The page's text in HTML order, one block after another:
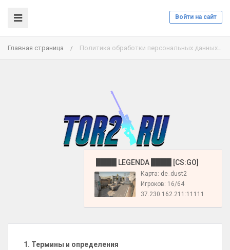
Войти на сайт
Главная страница / Политика обработки персональных данных
️ ████ LEGENDA ████ [CS:GO]
Карта: de_dust2
Игроков: 16/64
37.230.162.211:11111
1. Термины и определения